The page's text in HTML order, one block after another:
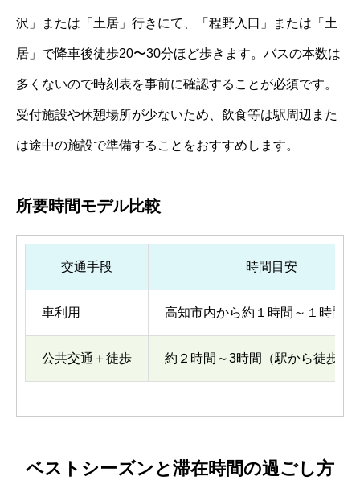
沢」または「土居」行きにて、「程野入口」または「土
居」で降車後徒歩20〜30分ほど歩きます。バスの本数は
多くないので時刻表を事前に確認することが必須です。
受付施設や休憩場所が少ないため、飲食等は駅周辺また
は途中の施設で準備することをおすすめします。
所要時間モデル比較
交通手段 時間目安
車利用 高知市内から約１時間～１時間
公共交通＋徒歩 約２時間～3時間（駅から徒歩含
ベストシーズンと滞在時間の過ごし方